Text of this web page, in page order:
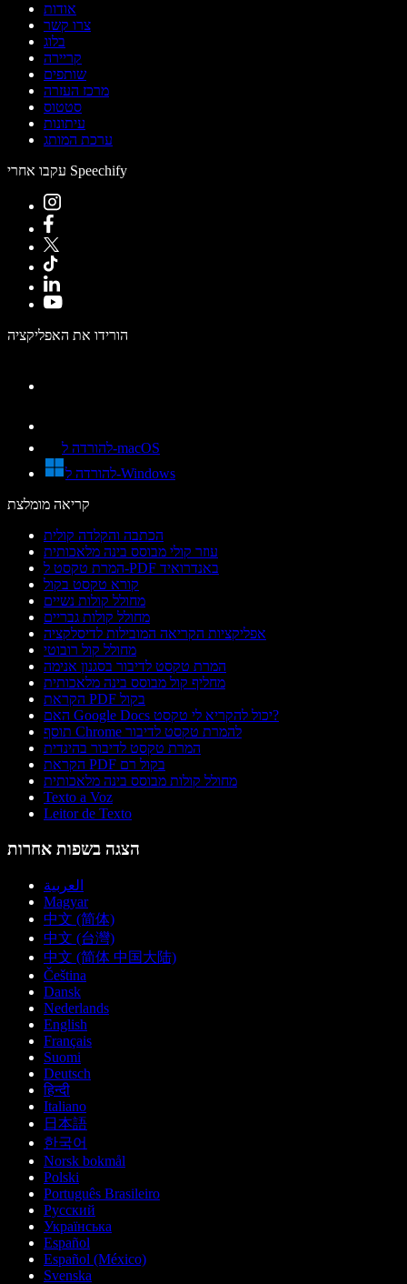
אודות
צרו קשר
בלוג
קריירה
שותפים
מרכז העזרה
סטטוס
עיתונות
ערכת המותג
עקבו אחרי Speechify
הורידו את האפליקציה
להורדה ל-macOS
להורדה ל-Windows
קריאה מומלצת
הכתבה והקלדה קולית
עוזר קולי מבוסס בינה מלאכותית
המרת טקסט ל-PDF באנדרואיד
קורא טקסט בקול
מחולל קולות נשיים
מחולל קולות גבריים
אפליקציות הקריאה המובילות לדיסלקציה
מחולל קול רובוטי
המרת טקסט לדיבור בסגנון אנימה
מחליף קול מבוסס בינה מלאכותית
הקראת PDF בקול
האם Google Docs יכול להקריא לי טקסט?
תוסף Chrome להמרת טקסט לדיבור
המרת טקסט לדיבור בהינדית
הקראת PDF בקול רם
מחולל קולות מבוסס בינה מלאכותית
Texto a Voz
Leitor de Texto
הצגה בשפות אחרות
العربية
Magyar
中文 (简体)
中文 (台灣)
中文 (简体 中国大陆)
Čeština
Dansk
Nederlands
English
Français
Suomi
Deutsch
हिन्दी
Italiano
日本語
한국어
Norsk bokmål
Polski
Português Brasileiro
Русский
Українська
Español
Español (México)
Svenska